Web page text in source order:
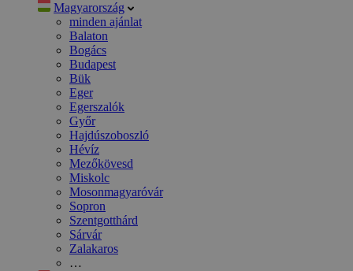
Magyarország
minden ajánlat
Balaton
Bogács
Budapest
Bük
Eger
Egerszalók
Győr
Hajdúszoboszló
Hévíz
Mezőkövesd
Miskolc
Mosonmagyaróvár
Sopron
Szentgotthárd
Sárvár
Zalakaros
…